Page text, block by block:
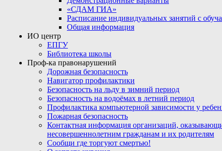
«СДАМ ГИА»
Расписание индивидуальных занятий с
Общая информация
ИО центр
ЕПГУ
Библиотека школы
Проф-ка правонарушений
Дорожная безопасность
Навигатор профилактики
Безопасность на льду в зимний период
Безопасность на водоёмах в летний период
Профилактика компьютерной зависимости у
Пожарная безопасность
Контактная информация организаций,
несовершеннолетним гражданам и их родителям
Сообщи где торгуют смертью!